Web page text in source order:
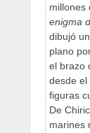
millones
enigma
dibujó
plano
el brazo
desde el
figuras
De
marines